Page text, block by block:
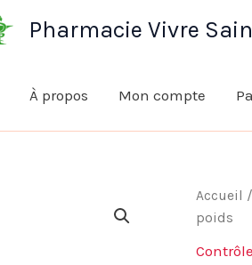
Pharmacie Vivre
À propos Mon compte
Accueil /
poids